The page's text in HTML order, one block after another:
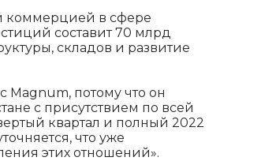
коммерцией в сфере
составит 70 млрд
складов и развитие
потому что он
с присутствием по всей
квартал и полный 2022
что уже
этих отношений».